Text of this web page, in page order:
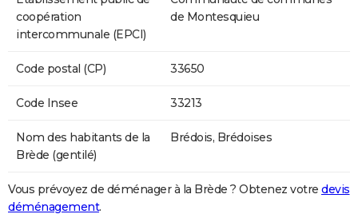
coopération
intercommunale (EPCI)
de Montesquieu
Code postal (CP) 33650
Code Insee 33213
Nom des habitants de la
Brède (gentilé)
Brédois, Brédoises
Vous prévoyez de déménager à la Brède ? Obtenez votre devis
déménagement.